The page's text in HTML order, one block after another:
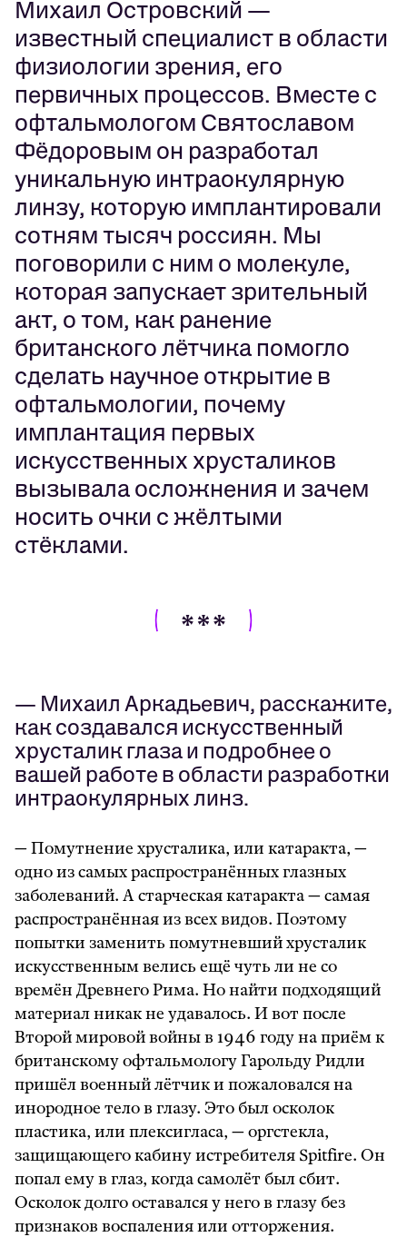
Михаил Островский —
известный специалист в области
физиологии зрения, его
первичных процессов. Вместе с
офтальмологом Святославом
Фёдоровым он разработал
уникальную интраокулярную
линзу, которую имплантировали
сотням тысяч россиян. Мы
поговорили с ним о молекуле,
которая запускает зрительный
акт, о том, как ранение
британского лётчика помогло
сделать научное открытие в
офтальмологии, почему
имплантация первых
искусственных хрусталиков
вызывала осложнения и зачем
носить очки с жёлтыми
стёклами.
— Михаил Аркадьевич, расскажите,
как создавался искусственный
хрусталик глаза и подробнее о
вашей работе в области разработки
интраокулярных линз.
— Помутнение хрусталика, или катаракта, —
одно из самых распространённых глазных
заболеваний. А старческая катаракта — самая
распространённая из всех видов. Поэтому
попытки заменить помутневший хрусталик
искусственным велись ещё чуть ли не со
времён Древнего Рима. Но найти подходящий
материал никак не удавалось. И вот после
Второй мировой войны в 1946 году на приём к
британскому офтальмологу Гарольду Ридли
пришёл военный лётчик и пожаловался на
инородное тело в глазу. Это был осколок
пластика, или плексигласа, — оргстекла,
защищающего кабину истребителя Spitfire. Он
попал ему в глаз, когда самолёт был сбит.
Осколок долго оставался у него в глазу без
признаков воспаления или отторжения.